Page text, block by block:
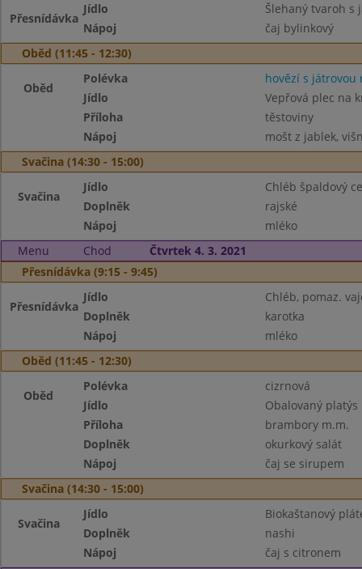
Přesnídávka
Jídlo
Šlehaný tvaroh s
Nápoj
čaj bylinkový
Oběd (11:45 - 12:30)
Oběd
Polévka
hovězí s játrovou
Jídlo
Vepřová plec na
Příloha
těstoviny
Nápoj
mošt z jablek,
Svačina (14:30 - 15:00)
Svačina
Jídlo
Chléb špaldový
Doplněk
rajské
Nápoj
mléko
Menu
Chod
Čtvrtek 4. 3. 2021
Přesnídávka (9:15 - 9:45)
Přesnídávka
Jídlo
Chléb, pomaz.
Doplněk
karotka
Nápoj
mléko
Oběd (11:45 - 12:30)
Oběd
Polévka
cizrnová
Jídlo
Obalovaný platýs
Příloha
brambory m.m.
Doplněk
okurkový salát
Nápoj
čaj se sirupem
Svačina (14:30 - 15:00)
Svačina
Jídlo
Biokaštanový
Doplněk
nashi
Nápoj
čaj s citronem